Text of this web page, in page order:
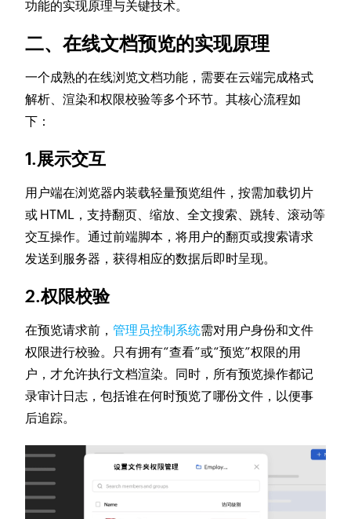
功能的实现原理与关键技术。
二、在线文档预览的实现原理
一个成熟的在线浏览文档功能，需要在云端完成格式
解析、渲染和权限校验等多个环节。其核心流程如
下：
1.展示交互
用户端在浏览器内装载轻量预览组件，按需加载切片
或 HTML，支持翻页、缩放、全文搜索、跳转、滚动等
交互操作。通过前端脚本，将用户的翻页或搜索请求
发送到服务器，获得相应的数据后即时呈现。
2.权限校验
在预览请求前，管理员控制系统需对用户身份和文件
权限进行校验。只有拥有“查看”或“预览”权限的用
户，才允许执行文档渲染。同时，所有预览操作都记
录审计日志，包括谁在何时预览了哪份文件，以便事
后追踪。